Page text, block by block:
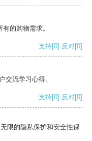
的购物需求。
支持[0] 反对[0]
交流学习心得。
支持[0] 反对[0]
限的隐私保护和安全性保